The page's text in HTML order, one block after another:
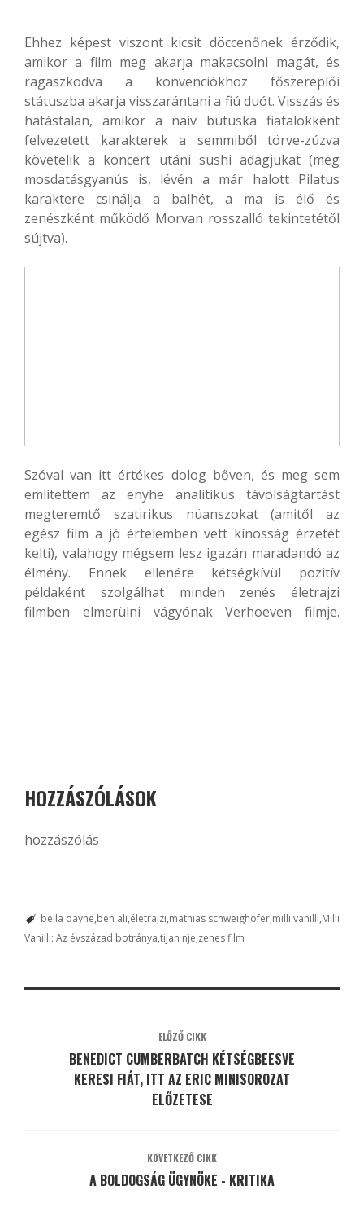
Ehhez képest viszont kicsit döccenőnek érződik,
amikor a film meg akarja makacsolni magát, és
ragaszkodva a konvenciókhoz főszereplői
státuszba akarja visszarántani a fiú duót. Visszás és
hatástalan, amikor a naiv butuska fiatalokként
felvezetett karakterek a semmiből törve-zúzva
követelik a koncert utáni sushi adagjukat (meg
mosdatásgyanús is, lévén a már halott Pilatus
karaktere csinálja a balhét, a ma is élő és
zenészként működő Morvan rosszalló tekintetétől
sújtva).
Szóval van itt értékes dolog bőven, és meg sem
említettem az enyhe analitikus távolságtartást
megteremtő szatirikus nüanszokat (amitől az
egész film a jó értelemben vett kínosság érzetét
kelti), valahogy mégsem lesz igazán maradandó az
élmény. Ennek ellenére kétségkívül pozitív
példaként szolgálhat minden zenés életrajzi
filmben elmerülni vágyónak Verhoeven filmje.
HOZZÁSZÓLÁSOK
hozzászólás
bella dayne ben ali életrajzi mathias schweighöfer milli vanilli Milli
Vanilli: Az évszázad botránya tijan nje zenes film
ELŐZŐ CIKK
BENEDICT CUMBERBATCH KÉTSÉGBEESVE
KERESI FIÁT, ITT AZ ERIC MINISOROZAT
ELŐZETESE
KÖVETKEZŐ CIKK
A BOLDOGSÁG ÜGYNÖKE - KRITIKA